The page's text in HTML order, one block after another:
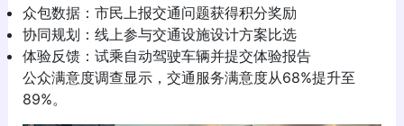
众包数据：市民上报交通问题获得积分奖励
协同规划：线上参与交通设施设计方案比选
体验反馈：试乘自动驾驶车辆并提交体验报告
公众满意度调查显示，交通服务满意度从68%提升至
89%。